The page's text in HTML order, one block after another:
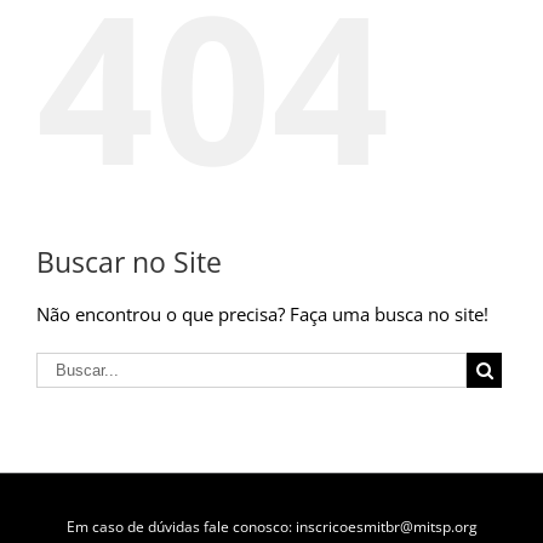
Buscar no Site
Não encontrou o que precisa? Faça uma busca no site!
Em caso de dúvidas fale conosco: inscricoesmitbr@mitsp.org